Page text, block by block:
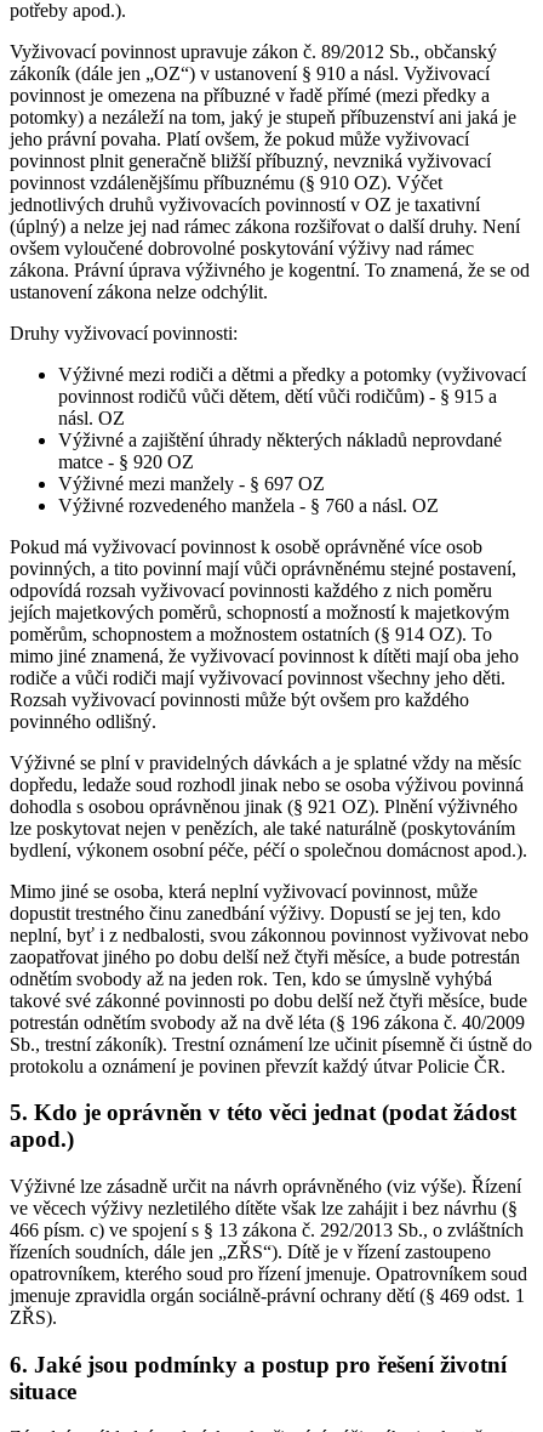
potřeby apod.).
Vyživovací povinnost upravuje zákon č. 89/2012 Sb., občanský
zákoník (dále jen „OZ“) v ustanovení § 910 a násl. Vyživovací
povinnost je omezena na příbuzné v řadě přímé (mezi předky a
potomky) a nezáleží na tom, jaký je stupeň příbuzenství ani jaká je
jeho právní povaha. Platí ovšem, že pokud může vyživovací
povinnost plnit generačně bližší příbuzný, nevzniká vyživovací
povinnost vzdálenějšímu příbuznému (§ 910 OZ). Výčet
jednotlivých druhů vyživovacích povinností v OZ je taxativní
(úplný) a nelze jej nad rámec zákona rozšiřovat o další druhy. Není
ovšem vyloučené dobrovolné poskytování výživy nad rámec
zákona. Právní úprava výživného je kogentní. To znamená, že se od
ustanovení zákona nelze odchýlit.
Druhy vyživovací povinnosti:
Výživné mezi rodiči a dětmi a předky a potomky (vyživovací
povinnost rodičů vůči dětem, dětí vůči rodičům) - § 915 a
násl. OZ
Výživné a zajištění úhrady některých nákladů neprovdané
matce - § 920 OZ
Výživné mezi manžely - § 697 OZ
Výživné rozvedeného manžela - § 760 a násl. OZ
Pokud má vyživovací povinnost k osobě oprávněné více osob
povinných, a tito povinní mají vůči oprávněnému stejné postavení,
odpovídá rozsah vyživovací povinnosti každého z nich poměru
jejích majetkových poměrů, schopností a možností k majetkovým
poměrům, schopnostem a možnostem ostatních (§ 914 OZ). To
mimo jiné znamená, že vyživovací povinnost k dítěti mají oba jeho
rodiče a vůči rodiči mají vyživovací povinnost všechny jeho děti.
Rozsah vyživovací povinnosti může být ovšem pro každého
povinného odlišný.
Výživné se plní v pravidelných dávkách a je splatné vždy na měsíc
dopředu, ledaže soud rozhodl jinak nebo se osoba výživou povinná
dohodla s osobou oprávněnou jinak (§ 921 OZ). Plnění výživného
lze poskytovat nejen v penězích, ale také naturálně (poskytováním
bydlení, výkonem osobní péče, péčí o společnou domácnost apod.).
Mimo jiné se osoba, která neplní vyživovací povinnost, může
dopustit trestného činu zanedbání výživy. Dopustí se jej ten, kdo
neplní, byť i z nedbalosti, svou zákonnou povinnost vyživovat nebo
zaopatřovat jiného po dobu delší než čtyři měsíce, a bude potrestán
odnětím svobody až na jeden rok. Ten, kdo se úmyslně vyhýbá
takové své zákonné povinnosti po dobu delší než čtyři měsíce, bude
potrestán odnětím svobody až na dvě léta (§ 196 zákona č. 40/2009
Sb., trestní zákoník). Trestní oznámení lze učinit písemně či ústně do
protokolu a oznámení je povinen převzít každý útvar Policie ČR.
5. Kdo je oprávněn v této věci jednat (podat žádost
apod.)
Výživné lze zásadně určit na návrh oprávněného (viz výše). Řízení
ve věcech výživy nezletilého dítěte však lze zahájit i bez návrhu (§
466 písm. c) ve spojení s § 13 zákona č. 292/2013 Sb., o zvláštních
řízeních soudních, dále jen „ZŘS“). Dítě je v řízení zastoupeno
opatrovníkem, kterého soud pro řízení jmenuje. Opatrovníkem soud
jmenuje zpravidla orgán sociálně-právní ochrany dětí (§ 469 odst. 1
ZŘS).
6. Jaké jsou podmínky a postup pro řešení životní
situace